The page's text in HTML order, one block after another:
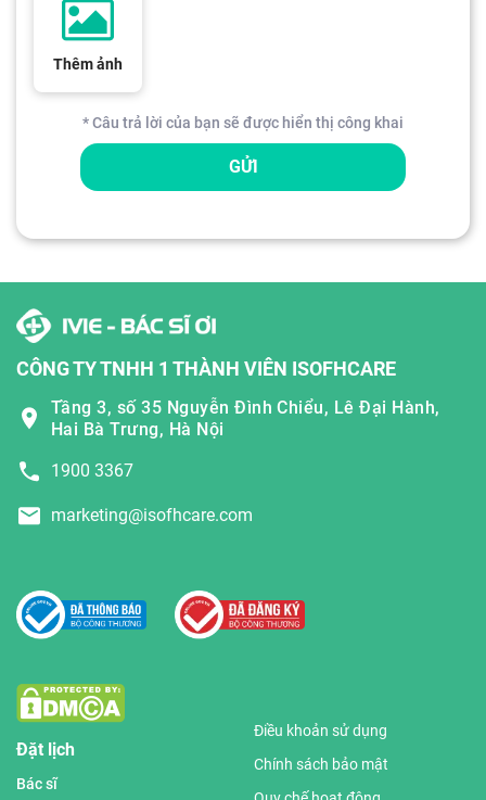
Thêm ảnh
* Câu trả lời của bạn sẽ được hiển thị công khai
GỬI
CÔNG TY TNHH 1 THÀNH VIÊN ISOFHCARE
Tầng 3, số 35 Nguyễn Đình Chiểu, Lê Đại Hành,
Hai Bà Trưng, Hà Nội
1900 3367
marketing@isofhcare.com
Đặt lịch
Bác sĩ
Điều khoản sử dụng
Chính sách bảo mật